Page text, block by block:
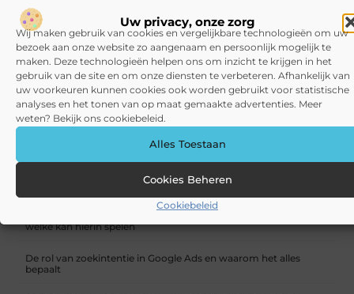
Uw privacy, onze zorg
Wij maken gebruik van cookies en vergelijkbare technologieën om uw
bezoek aan onze website zo aangenaam en persoonlijk mogelijk te
maken. Deze technologieën helpen ons om inzicht te krijgen in het
gebruik van de site en om onze diensten te verbeteren. Afhankelijk van
uw voorkeuren kunnen cookies ook worden gebruikt voor statistische
analyses en het tonen van op maat gemaakte advertenties. Meer
weten? Bekijk ons cookiebeleid.
Alles Toestaan
Cookies Beheren
Cookiebeleid
Dé plek om op de hoogte te blijven van interieurtrends
RECENTE BERICHTEN
welke kan hierin spelen
De rol van zoekintentie in Google Ads en waarom het alles
bepaalt